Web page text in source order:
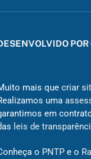
POR
mais que criar
uma
em
leis de
o PNTPe o